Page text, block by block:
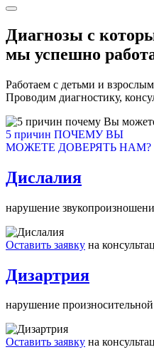
Диагнозы с
мы успешно
Работаем с детьми и
Проводим диагностику,
5 причин ПОЧЕМУ ВЫ
МОЖЕТЕ ДОВЕРЯТЬ НАМ?
Дислалия
нарушение
Оставить заявку на
Дизартрия
нарушение
Оставить заявку на